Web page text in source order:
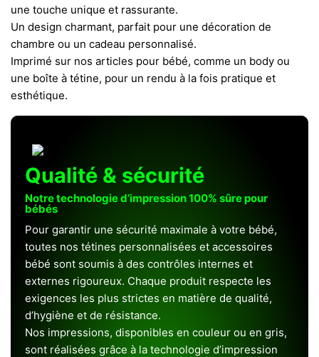
une touche unique et rassurante.
Un design charmant, parfait pour une décoration de
chambre ou un cadeau personnalisé.
Imprimé sur nos articles pour bébé, comme un body ou
une boîte à tétine, pour un rendu à la fois pratique et
esthétique.
Qualité & sécurité
Notre technologie d’impression 100% sûre pour
bébés
Pour garantir une sécurité maximale à votre bébé,
toutes nos tétines personnalisées et accessoires
bébé sont soumis à des contrôles internes et
externes rigoureux. Chaque produit respecte les
exigences les plus strictes en matière de qualité,
d’hygiène et de résistance.
Nos impressions, disponibles en couleur ou en gris,
sont réalisées grâce à la technologie d’impression